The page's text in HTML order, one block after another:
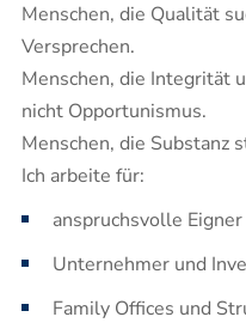
Menschen, die Qualität
Versprechen.
Menschen, die Integrität
nicht Opportunismus.
Menschen, die Substanz
Ich arbeite für:
anspruchsvolle
Unternehmer und
Family Offices und